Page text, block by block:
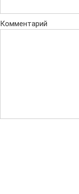
Комментарий